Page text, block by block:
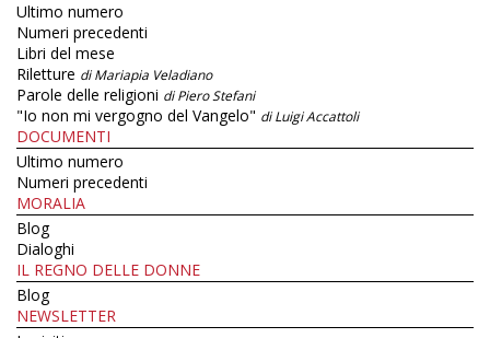
Ultimo numero
Numeri precedenti
Libri del mese
Riletture di Mariapia Veladiano
Parole delle religioni di Piero Stefani
"Io non mi vergogno del Vangelo" di Luigi Accattoli
DOCUMENTI
Ultimo numero
Numeri precedenti
MORALIA
Blog
Dialoghi
IL REGNO DELLE DONNE
Blog
NEWSLETTER